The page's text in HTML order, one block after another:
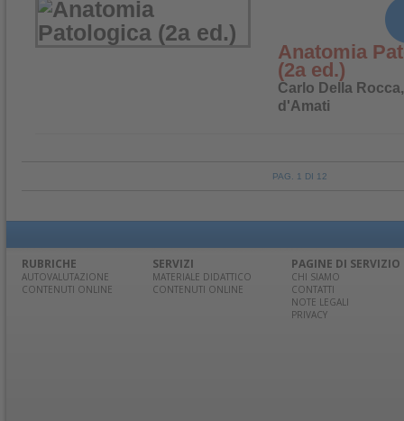
Anatomia
(2a ed.)
Carlo Della
d'Amati
PAG. 1 DI 12
RUBRICHE
AUTOVALUTAZIONE
CONTENUTI ONLINE
SERVIZI
MATERIALE DIDATTICO
CONTENUTI ONLINE
PAGINE DI SERVIZIO
CHI SIAMO
CONTATTI
NOTE LEGALI
PRIVACY